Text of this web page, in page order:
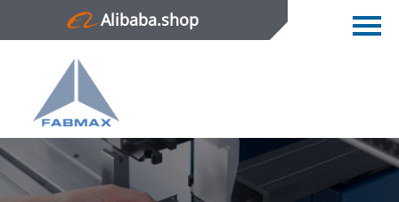
Alibaba.shop
Главная
Продукция
Новости
О нас